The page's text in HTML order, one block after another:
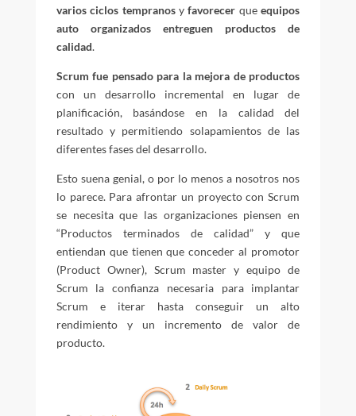
varios ciclos tempranosyfavorecer queequipos
auto organizados entreguen productos de
calidad.
Scrum fue pensado para la mejora de productos
con un desarrollo incremental en lugar de
planificación, basándose en la calidad del
resultado y permitiendo solapamientos de las
diferentes fases del desarrollo.
Esto suena genial, o por lo menos a nosotros nos
lo parece. Para afrontar un proyecto con Scrum
se necesita que las organizaciones piensen en
“Productos terminados de calidad” y que
entiendan que tienen que conceder al promotor
(Product Owner), Scrum master y equipo de
Scrum la confianza necesaria para implantar
Scrum e iterar hasta conseguir un alto
rendimiento y un incremento de valor de
producto.